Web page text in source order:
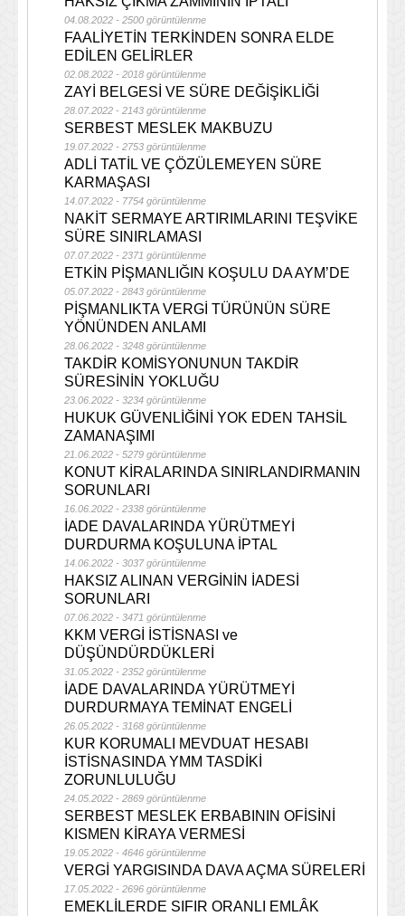
04.08.2022 - 2500 görüntülenme
FAALİYETİN TERKİNDEN SONRA ELDE
EDİLEN GELİRLER
02.08.2022 - 2018 görüntülenme
ZAYİ BELGESİ VE SÜRE DEĞİŞİKLİĞİ
28.07.2022 - 2143 görüntülenme
SERBEST MESLEK MAKBUZU
19.07.2022 - 2753 görüntülenme
ADLİ TATİL VE ÇÖZÜLEMEYEN SÜRE
KARMAŞASI
14.07.2022 - 7754 görüntülenme
NAKİT SERMAYE ARTIRIMLARINI TEŞVİKE
SÜRE SINIRLAMASI
07.07.2022 - 2371 görüntülenme
ETKİN PİŞMANLIĞIN KOŞULU DA AYM’DE
05.07.2022 - 2843 görüntülenme
PİŞMANLIKTA VERGİ TÜRÜNÜN SÜRE
YÖNÜNDEN ANLAMI
28.06.2022 - 3248 görüntülenme
TAKDİR KOMİSYONUNUN TAKDİR
SÜRESİNİN YOKLUĞU
23.06.2022 - 3234 görüntülenme
HUKUK GÜVENLİĞİNİ YOK EDEN TAHSİL
ZAMANAŞIMI
21.06.2022 - 5279 görüntülenme
KONUT KİRALARINDA SINIRLANDIRMANIN
SORUNLARI
16.06.2022 - 2338 görüntülenme
İADE DAVALARINDA YÜRÜTMEYİ
DURDURMA KOŞULUNA İPTAL
14.06.2022 - 3037 görüntülenme
HAKSIZ ALINAN VERGİNİN İADESİ
SORUNLARI
07.06.2022 - 3471 görüntülenme
KKM VERGİ İSTİSNASI ve
DÜŞÜNDÜRDÜKLERİ
31.05.2022 - 2352 görüntülenme
İADE DAVALARINDA YÜRÜTMEYİ
DURDURMAYA TEMİNAT ENGELİ
26.05.2022 - 3168 görüntülenme
KUR KORUMALI MEVDUAT HESABI
İSTİSNASINDA YMM TASDİKİ
ZORUNLULUĞU
24.05.2022 - 2869 görüntülenme
SERBEST MESLEK ERBABININ OFİSİNİ
KISMEN KİRAYA VERMESİ
19.05.2022 - 4646 görüntülenme
VERGİ YARGISINDA DAVA AÇMA SÜRELERİ
17.05.2022 - 2696 görüntülenme
EMEKLİLERDE SIFIR ORANLI EMLÂK